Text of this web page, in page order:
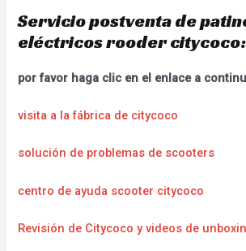
Servicio postventa de
eléctricos rooder citycoco:
por favor haga clic en el enlace a
visita a la fábrica de citycoco
solución de problemas de scooters
centro de ayuda scooter citycoco
Revisión de Citycoco y videos de